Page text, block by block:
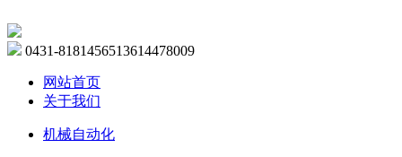
0431-8181456513614478009
网站首页
关于我们
机械自动化